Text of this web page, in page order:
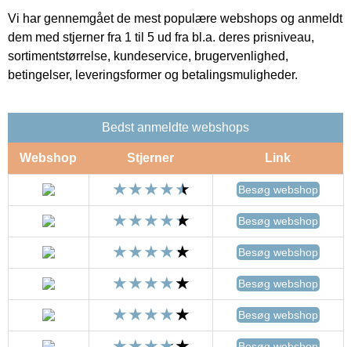
Vi har gennemgået de mest populære webshops og anmeldt
dem med stjerner fra 1 til 5 ud fra bl.a. deres prisniveau,
sortimentstørrelse, kundeservice, brugervenlighed,
betingelser, leveringsformer og betalingsmuligheder.
Bedst anmeldte webshops
Webshop Stjerner Link
Besøg webshop
Besøg webshop
Besøg webshop
Besøg webshop
Besøg webshop